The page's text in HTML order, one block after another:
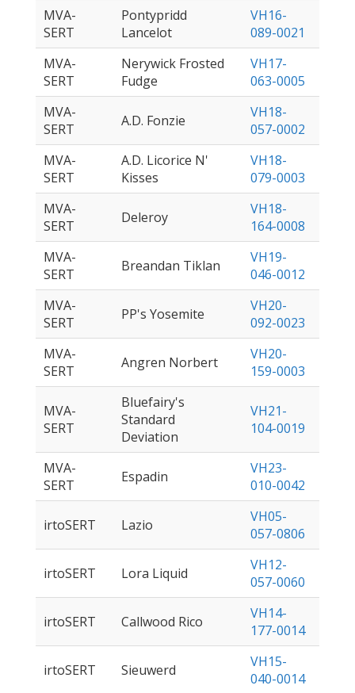
MVA-
SERT
Pontypridd
Lancelot
VH16-
089-0021
MVA-
SERT
Nerywick Frosted
Fudge
VH17-
063-0005
MVA-
SERT
A.D. Fonzie
VH18-
057-0002
MVA-
SERT
A.D. Licorice N'
Kisses
VH18-
079-0003
MVA-
SERT
Deleroy
VH18-
164-0008
MVA-
SERT
Breandan Tiklan
VH19-
046-0012
MVA-
SERT
PP's Yosemite
VH20-
092-0023
MVA-
SERT
Angren Norbert
VH20-
159-0003
MVA-
SERT
Bluefairy's
Standard
Deviation
VH21-
104-0019
MVA-
SERT
Espadin
VH23-
010-0042
irtoSERT Lazio
VH05-
057-0806
irtoSERT Lora Liquid
VH12-
057-0060
irtoSERT Callwood Rico
VH14-
177-0014
irtoSERT Sieuwerd
VH15-
040-0014